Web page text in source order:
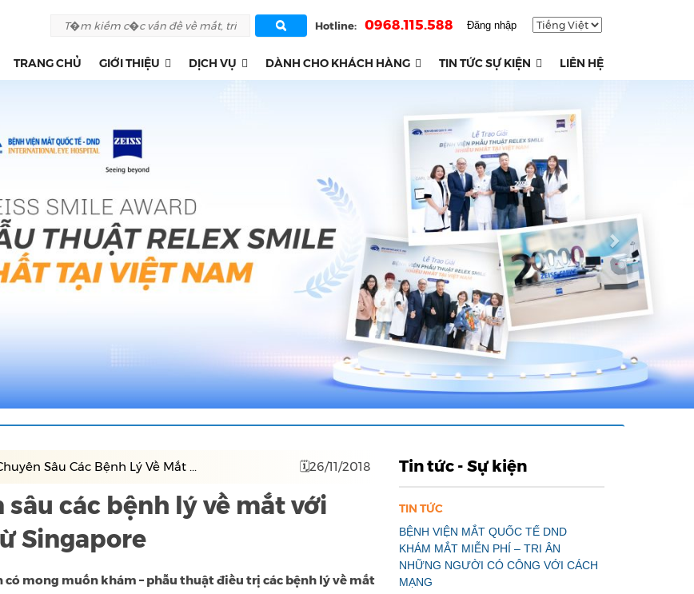
Đăng nhập
Hotline: 0968.115.588
TRANG CHỦ GIỚI THIỆU DỊCH VỤ DÀNH CHO KHÁCH HÀNG TIN TỨC SỰ KIỆN LIÊN HỆ
Sâu Các Bệnh Lý Về Mắt ... 🗓26/11/2018
các bệnh lý về mắt với
Singapore
mong muốn khám – phẫu thuật điều trị các bệnh lý về mắt
Tin tức - Sự kiện
TIN TỨC
BỆNH VIỆN MẮT QUỐC TẾ DND
KHÁM MẮT MIỄN PHÍ – TRI ÂN
NHỮNG NGƯỜI CÓ CÔNG VỚI CÁCH
MẠNG